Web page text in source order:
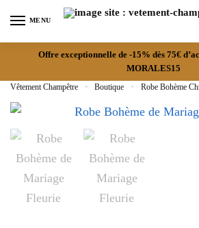
MENU
Offre exceptionnelle de -15% dès 75€
MORALES15
Vêtement Champêtre » Boutique » Robe Bohème